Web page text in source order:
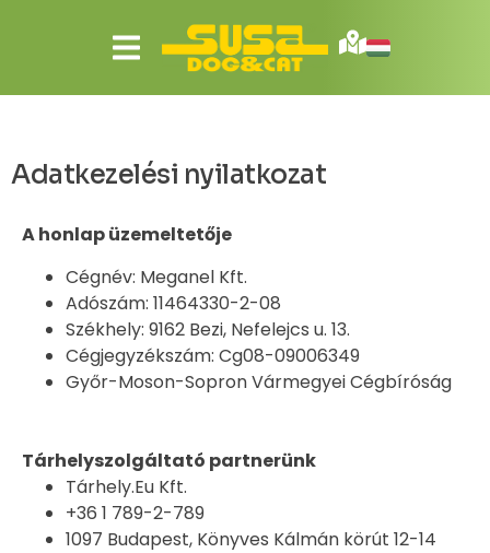
Adatkezelési nyilatkozat
A honlap üzemeltetője
Cégnév: Meganel Kft.
Adószám: 11464330-2-08
Székhely: 9162 Bezi, Nefelejcs u. 13.
Cégjegyzékszám: Cg08-09006349
Győr-Moson-Sopron Vármegyei Cégbíróság
Tárhelyszolgáltató partnerünk
Tárhely.Eu Kft.
+36 1 789-2-789
1097 Budapest, Könyves Kálmán körút 12-14